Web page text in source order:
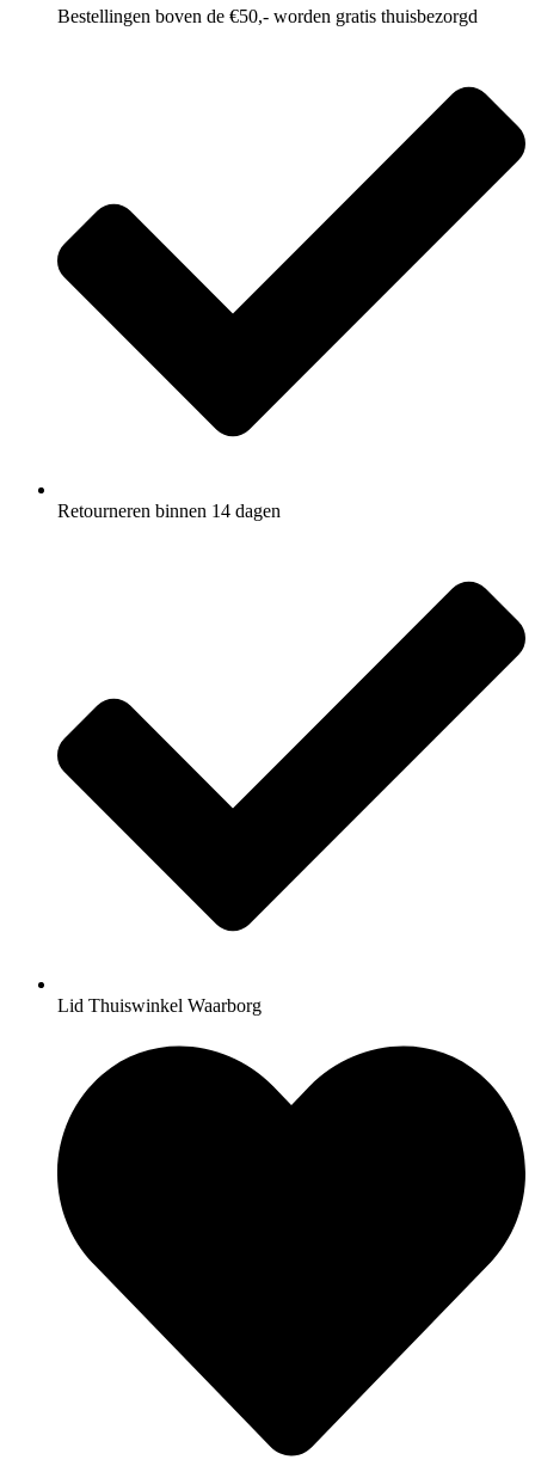
Bestellingen boven de €50,- worden gratis thuisbezorgd
Retourneren binnen 14 dagen
Lid Thuiswinkel Waarborg